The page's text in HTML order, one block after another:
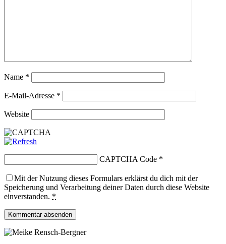
Name *
E-Mail-Adresse *
Website
CAPTCHA Code *
Mit der Nutzung dieses Formulars erklärst du dich mit der
Speicherung und Verarbeitung deiner Daten durch diese Website
einverstanden. *